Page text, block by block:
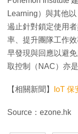
Learning）與其他
遏止針對鎖定使用
率、提升團隊工作
早發現與回應以避
取控制（NAC）亦
【相關新聞】 IoT 保
Source：ezone.hk